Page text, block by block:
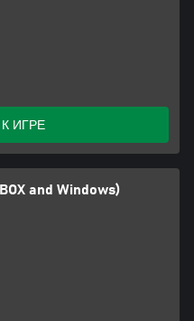
ИГРЕ
and Windows)